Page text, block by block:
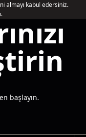
almayı kabul edersiniz.
başlayın.